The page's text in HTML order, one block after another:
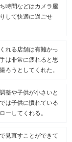
時間などはカメラ屋
して快適に過ごせ
れる店舗は有難かっ
は非常に疲れると思
ろうとしてくれた。
整や子供が小さいと
は子供に慣れている
ーしてくれる。
見直すことができて